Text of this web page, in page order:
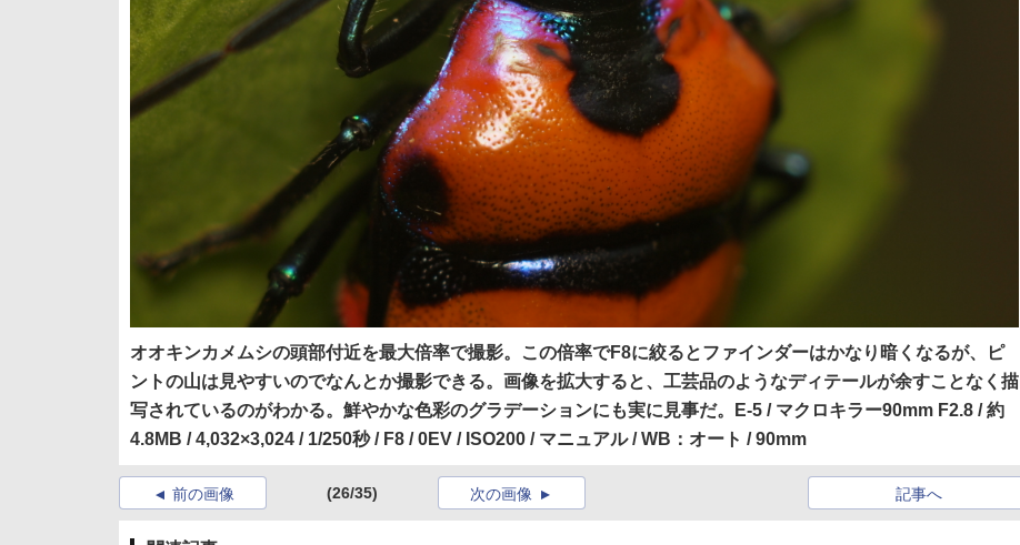
オオキンカメムシの頭部付近を最大倍率で撮影。この倍率でF8に絞るとファインダーはかなり暗くなるが、ピ
ントの山は見やすいのでなんとか撮影できる。画像を拡大すると、工芸品のようなディテールが余すことなく描
写されているのがわかる。鮮やかな色彩のグラデーションにも実に見事だ。E-5 / マクロキラー90mm F2.8 / 約
4.8MB / 4,032×3,024 / 1/250秒 / F8 / 0EV / ISO200 / マニュアル / WB：オート / 90mm
前の画像 (26/35) 記事へ
次の画像